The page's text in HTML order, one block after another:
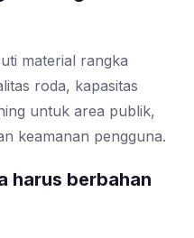
material rangka
roda, kapasitas
untuk area publik,
keamanan pengguna.
harus berbahan